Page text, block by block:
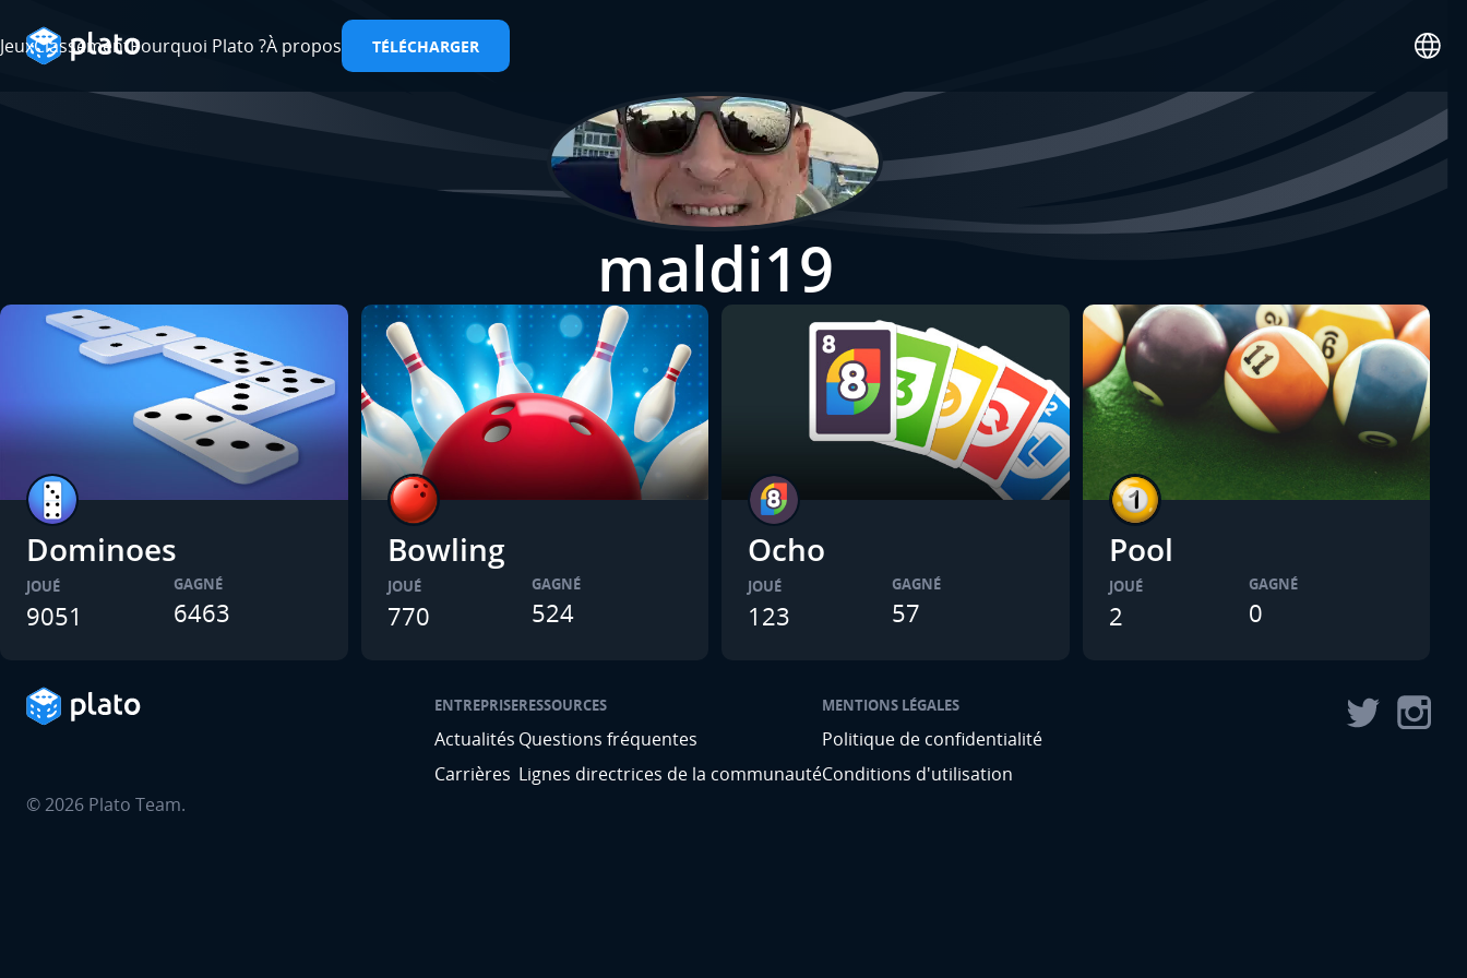
JeuxClassementPourquoi Plato ?À propos TÉLÉCHARGER
maldi19
Dominoes
JOUÉ
9051
GAGNÉ
6463
Bowling
JOUÉ
770
GAGNÉ
524
Ocho
JOUÉ
123
GAGNÉ
57
Pool
JOUÉ
2
GAGNÉ
0
ENTREPRISE
Actualités
Carrières
RESSOURCES
Questions fréquentes
Lignes directrices de la communauté
MENTIONS LÉGALES
Politique de confidentialité
Conditions d'utilisation
©2026 Plato Team.